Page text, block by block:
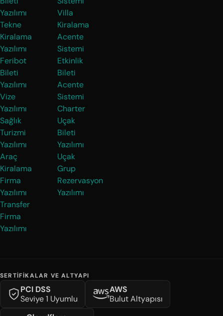
Yazılımı
Tekne
Kiralama
Yazılımı
Feribot
Bileti
Yazılımı
Vize
Yazılımı
Sağlık
Turizmi
Yazılımı
Araç
Kiralama
Firma
Yazılımı
Transfer
Firma
Yazılımı
Villa
Kiralama
Acente
Sistemi
Etkinlik
Bileti
Acente
Sistemi
Charter
Uçak
Bileti
Yazılımı
Uçak
Grup
Rezervasyon
Yazılımı
SERTIFIKALAR VE ALTYAPI
PCI DSS
Seviye 1 Uyumlu
AWS
Bulut Altyapısı